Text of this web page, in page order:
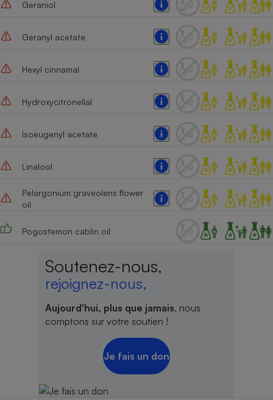
Geraniol
Geranyl acetate
Hexyl cinnamal
Hydroxycitronellal
Isoeugenyl acetate
Linalool
Pelargonium graveolens flower
oil
Pogostemon cablin oil
Soutenez-nous,
rejoignez-nous,
Aujourd'hui, plus que jamais, nous
comptons sur votre soutien !
Je fais un don